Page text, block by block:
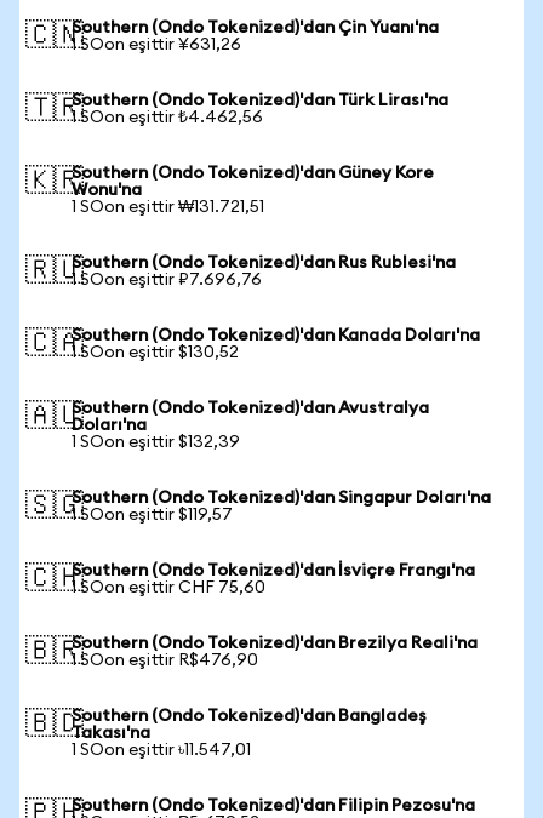
🇨🇳Southern (Ondo Tokenized)'dan Çin Yuanı'na
1 SOon eşittir ¥631,26
🇹🇷Southern (Ondo Tokenized)'dan Türk Lirası'na
1 SOon eşittir ₺4.462,56
🇰🇷Southern (Ondo Tokenized)'dan Güney Kore
Wonu'na
1 SOon eşittir ₩131.721,51
🇷🇺Southern (Ondo Tokenized)'dan Rus Rublesi'na
1 SOon eşittir ₽7.696,76
🇨🇦Southern (Ondo Tokenized)'dan Kanada Doları'na
1 SOon eşittir $130,52
🇦🇺Southern (Ondo Tokenized)'dan Avustralya
Doları'na
1 SOon eşittir $132,39
🇸🇬Southern (Ondo Tokenized)'dan Singapur Doları'na
1 SOon eşittir $119,57
🇨🇭Southern (Ondo Tokenized)'dan İsviçre Frangı'na
1 SOon eşittir CHF 75,60
🇧🇷Southern (Ondo Tokenized)'dan Brezilya Reali'na
1 SOon eşittir R$476,90
🇧🇩Southern (Ondo Tokenized)'dan Bangladeş
Takası'na
1 SOon eşittir ৳11.547,01
Southern (Ondo Tokenized)'dan Filipin Pezosu'na